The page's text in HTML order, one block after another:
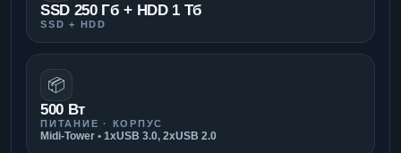
SSD 250 Гб + HDD 1 Тб
SSD + HDD
📦
500 Вт
ПИТАНИЕ · КОРПУС
Midi-Tower • 1xUSB 3.0, 2xUSB 2.0